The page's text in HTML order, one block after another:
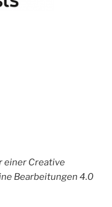
einer Creative
Bearbeitungen 4.0